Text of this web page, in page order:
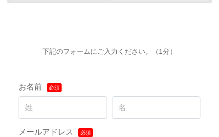
下記のフォームにご入力ください。（1分）
お名前
メールアドレス